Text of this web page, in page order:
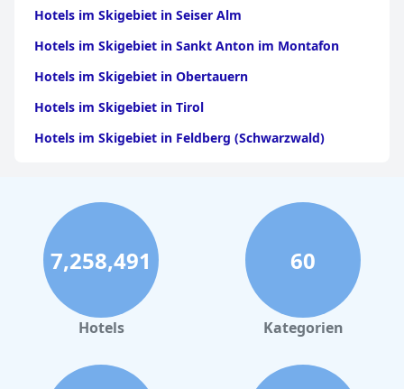
Hotels im Skigebiet in Seiser Alm
Hotels im Skigebiet in Sankt Anton im Montafon
Hotels im Skigebiet in Obertauern
Hotels im Skigebiet in Tirol
Hotels im Skigebiet in Feldberg (Schwarzwald)
7,258,491
Hotels
60
Kategorien